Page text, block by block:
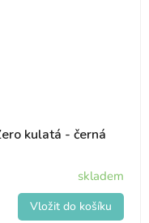
kulatá - černá
skladem